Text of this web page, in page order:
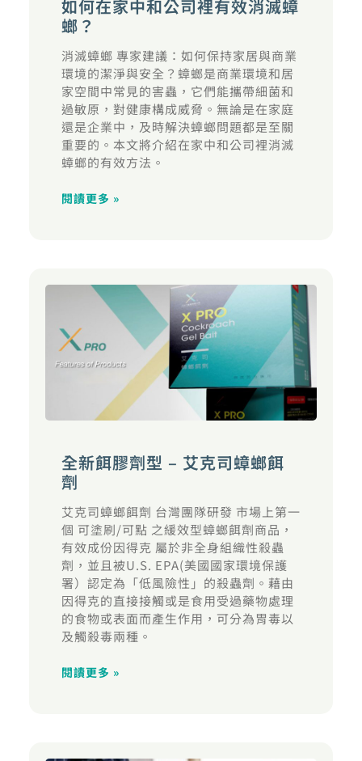
如何在家中和公司裡有效消滅蟑
螂？
消滅蟑螂 專家建議：如何保持家居與商業
環境的潔淨與安全？蟑螂是商業環境和居
家空間中常見的害蟲，它們能攜帶細菌和
過敏原，對健康構成威脅。無論是在家庭
還是企業中，及時解決蟑螂問題都是至關
重要的。本文將介紹在家中和公司裡消滅
蟑螂的有效方法。
閱讀更多 »
全新餌膠劑型 – 艾克司蟑螂餌
劑
艾克司蟑螂餌劑 台灣團隊研發 市場上第一
個 可塗刷/可點 之緩效型蟑螂餌劑商品，
有效成份因得克 屬於非全身組織性殺蟲
劑，並且被U.S. EPA(美國國家環境保護
署）認定為「低風險性」的殺蟲劑。藉由
因得克的直接接觸或是食用受過藥物處理
的食物或表面而產生作用，可分為胃毒以
及觸殺毒兩種。
閱讀更多 »